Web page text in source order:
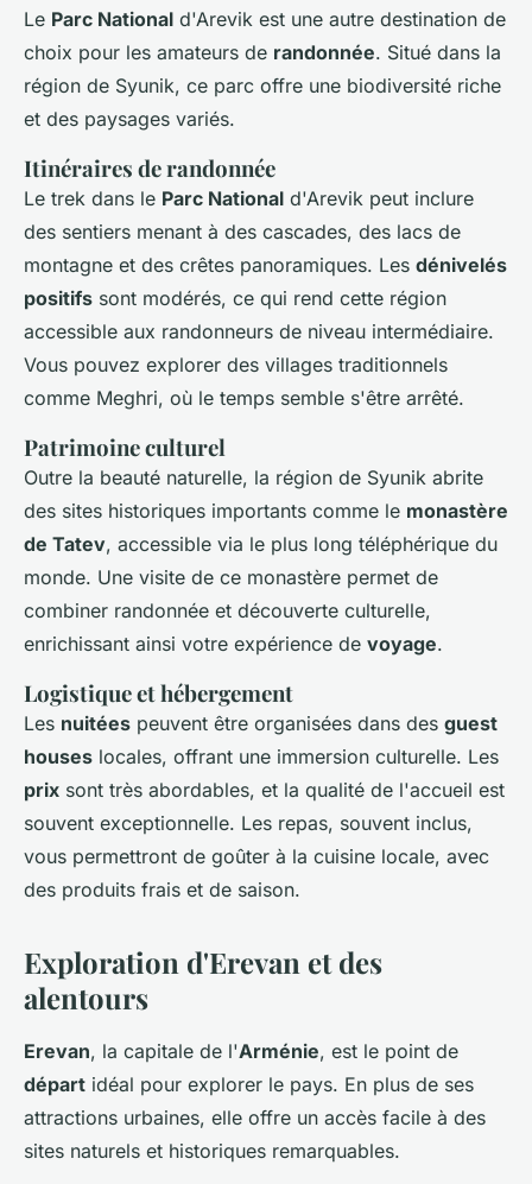
Le Parc National d'Arevik est une autre destination de
choix pour les amateurs de randonnée. Situé dans la
région de Syunik, ce parc offre une biodiversité riche
et des paysages variés.
Itinéraires de randonnée
Le trek dans le Parc National d'Arevik peut inclure
des sentiers menant à des cascades, des lacs de
montagne et des crêtes panoramiques. Les dénivelés
positifs sont modérés, ce qui rend cette région
accessible aux randonneurs de niveau intermédiaire.
Vous pouvez explorer des villages traditionnels
comme Meghri, où le temps semble s'être arrêté.
Patrimoine culturel
Outre la beauté naturelle, la région de Syunik abrite
des sites historiques importants comme le monastère
de Tatev, accessible via le plus long téléphérique du
monde. Une visite de ce monastère permet de
combiner randonnée et découverte culturelle,
enrichissant ainsi votre expérience de voyage.
Logistique et hébergement
Les nuitées peuvent être organisées dans des guest
houses locales, offrant une immersion culturelle. Les
prix sont très abordables, et la qualité de l'accueil est
souvent exceptionnelle. Les repas, souvent inclus,
vous permettront de goûter à la cuisine locale, avec
des produits frais et de saison.
Exploration d'Erevan et des
alentours
Erevan, la capitale de l'Arménie, est le point de
départ idéal pour explorer le pays. En plus de ses
attractions urbaines, elle offre un accès facile à des
sites naturels et historiques remarquables.